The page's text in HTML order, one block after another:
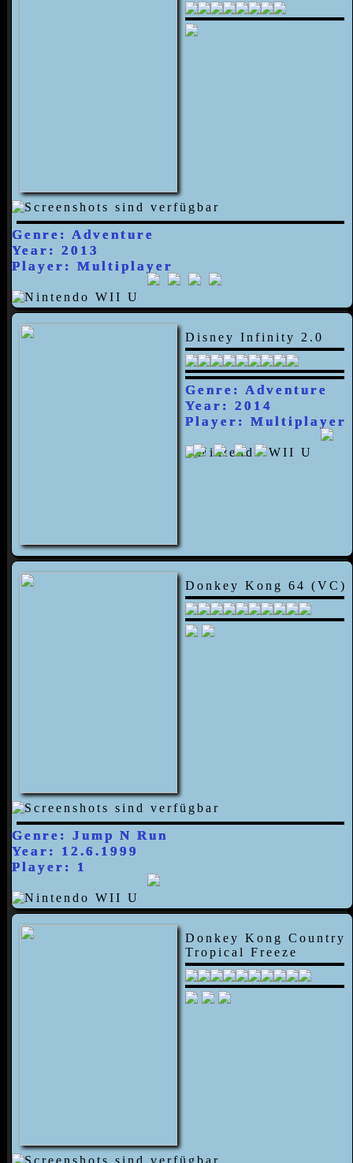
Genre: Adventure
Year: 2013
Player: Multiplayer
Disney Infinity 2.0
Genre: Adventure
Year: 2014
Player: Multiplayer
Donkey Kong 64 (VC)
Genre: Jump N Run
Year: 12.6.1999
Player: 1
Donkey Kong Country
Tropical Freeze